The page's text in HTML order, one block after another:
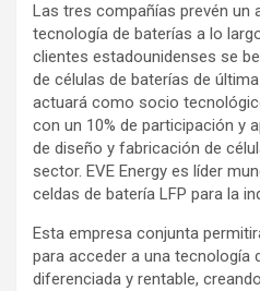
Las tres compañías prevén un
tecnología de baterías a lo
clientes estadounidenses se
de células de baterías de
actuará como socio
con un 10% de participación y
de diseño y fabricación de
sector. EVE Energy es líder
celdas de batería LFP para la
Esta empresa conjunta
para acceder a una tecnología
diferenciada y rentable,